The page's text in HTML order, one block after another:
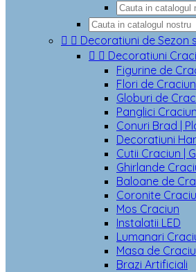
  Decoratiuni de Sezon
  Decoratiuni
Figurine de
Flori de
Globuri de
Panglici Craciun
Conuri Brad |
Decoratiuni
Cutii Craciun |
Ghirlande
Baloane de
Coronite
Mos Craciun
Instalatii LED
Lumanari
Masa de
Brazi Artificiali